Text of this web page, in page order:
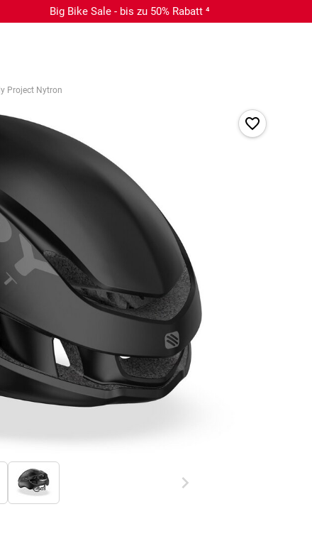
Big Bike Sale - bis zu 50% Rabatt ⁴
Project Nytron